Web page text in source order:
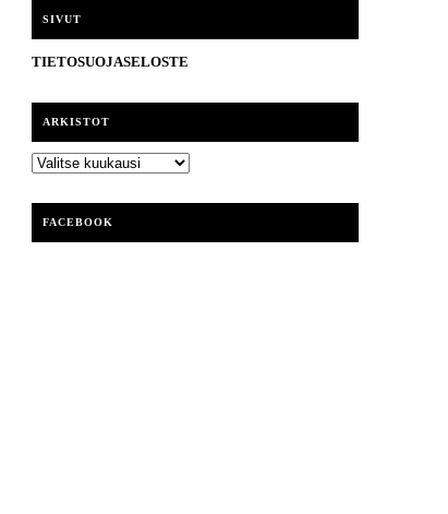
SIVUT
TIETOSUOJASELOSTE
ARKISTOT
ARKISTOT
FACEBOOK